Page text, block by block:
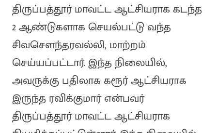
திருப்பத்தூர் மாவட்ட ஆட்சியராக கடந்த
2 ஆண்டுகளாக செயல்பட்டு வந்த
சிவசௌந்தரவல்லி, மாற்றம்
செய்யப்பட்டார். இந்த நிலையில்,
அவருக்கு பதிலாக கரூர் ஆட்சியராக
இருந்த ரவிக்குமார் என்பவர்
திருப்பத்தூர் மாவட்ட ஆட்சியராக